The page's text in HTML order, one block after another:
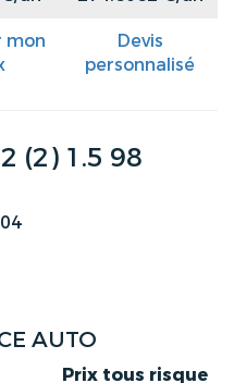
mon
Devis
personnalisé
(2) 1.5 98
AUTO
Prix tous risque